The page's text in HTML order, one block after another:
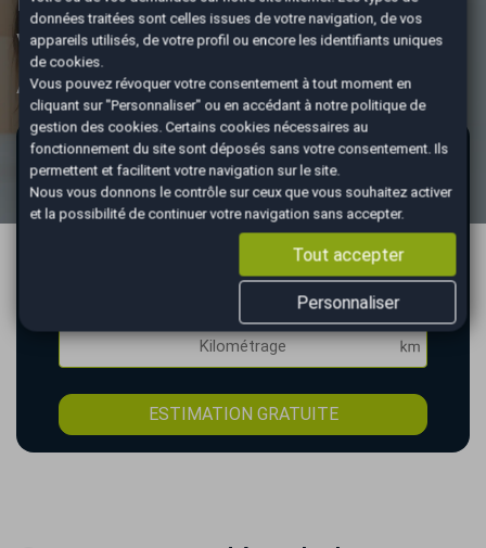
véhicule,
AutoEasy s’occupe de tout !
Vous souhaitez vendre votre véhicule ?
Obtenez une estimation gratuite et vendez votre
voiture facilement et en toute rapidité grâce à notre
service.
ESTIMATION GRATUITE
données traitées sont celles issues de votre navigation, de vos
appareils utilisés, de votre profil ou encore les identifiants uniques
de cookies.
Vous pouvez révoquer votre consentement à tout moment en
cliquant sur "Personnaliser" ou en accédant à notre politique de
gestion des cookies. Certains cookies nécessaires au
fonctionnement du site sont déposés sans votre consentement. Ils
permettent et facilitent votre navigation sur le site.
Nous vous donnons le contrôle sur ceux que vous souhaitez activer
et la possibilité de continuer votre navigation sans accepter.
Tout accepter
Personnaliser